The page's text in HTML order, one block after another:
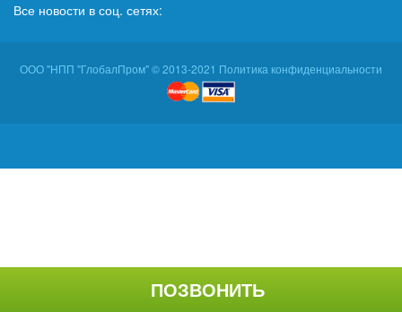
Все новости в соц. сетях:
ООО "НПП "ГлобалПром" © 2013-2021 Политика конфиденциальности
ПОЗВОНИТЬ